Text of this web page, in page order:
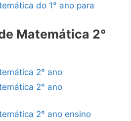
do 1° ano para
Matemática 2°
2° ano
2° ano
2° ano ensino